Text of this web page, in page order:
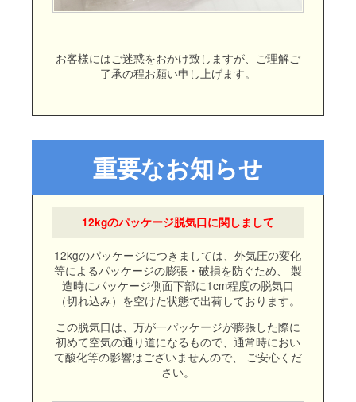
お客様にはご迷惑をおかけ致しますが、ご理解ご
了承の程お願い申し上げます。
12kgのパッケージ脱気口に関しまして
12kgのパッケージにつきましては、外気圧の変化
等によるパッケージの膨張・破損を防ぐため、 製
造時にパッケージ側面下部に1cm程度の脱気口
（切れ込み）を空けた状態で出荷しております。
この脱気口は、万が一パッケージが膨張した際に
初めて空気の通り道になるもので、通常時におい
て酸化等の影響はございませんので、 ご安心くだ
さい。